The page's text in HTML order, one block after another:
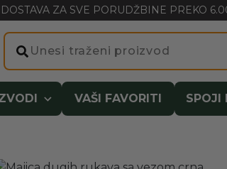
ZA SVE PORUDŽBINE PREKO
VAŠI FAVORITI SPOJI I